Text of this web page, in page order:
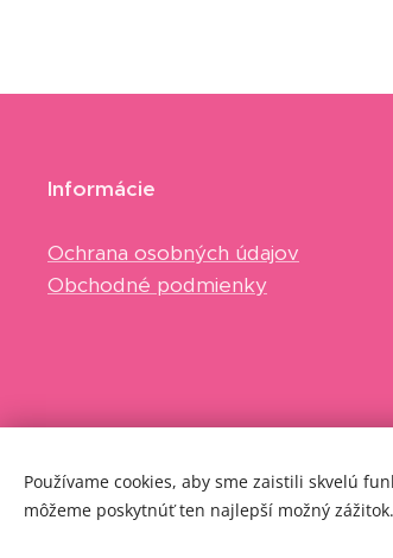
Informácie
Ochrana osobných údajov
Obchodné podmienky
2023 © SKINNY BEAUTY INC. Cookies
Používame cookies, aby sme zaistili skvelú
môžeme poskytnúť ten najlepší možný zážitok.